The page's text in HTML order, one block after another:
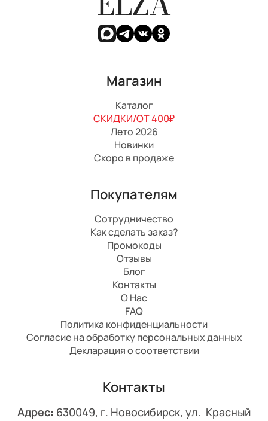
Магазин
Каталог
СКИДКИ/ОТ 400₽
Лето 2026
Новинки
Скоро в продаже
Покупателям
Сотрудничество
Как сделать заказ?
Промокоды
Отзывы
Блог
Контакты
О Нас
FAQ
Политика конфиденциальности
Согласие на обработку персональных данных
Декларация о соответствии
Контакты
Адрес: 630049, г. Новосибирск, ул. Красный